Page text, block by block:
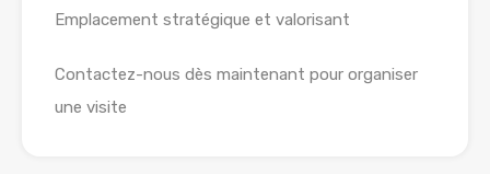
Emplacement stratégique et valorisant
Contactez-nous dès maintenant pour organiser
une visite